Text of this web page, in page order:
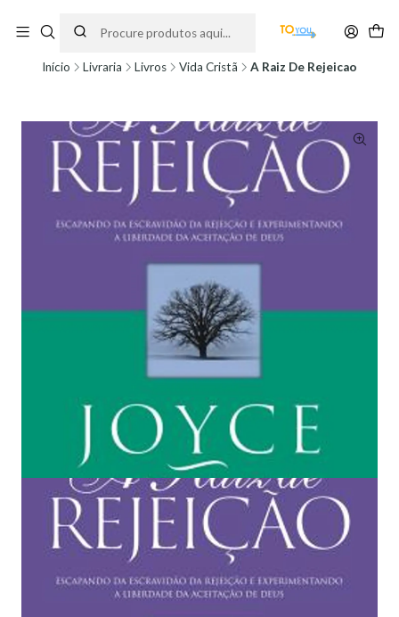
partir do dia 11 de Agosto, às 10H.
Início Livraria Livros Vida Cristã A Raiz De Rejeicao